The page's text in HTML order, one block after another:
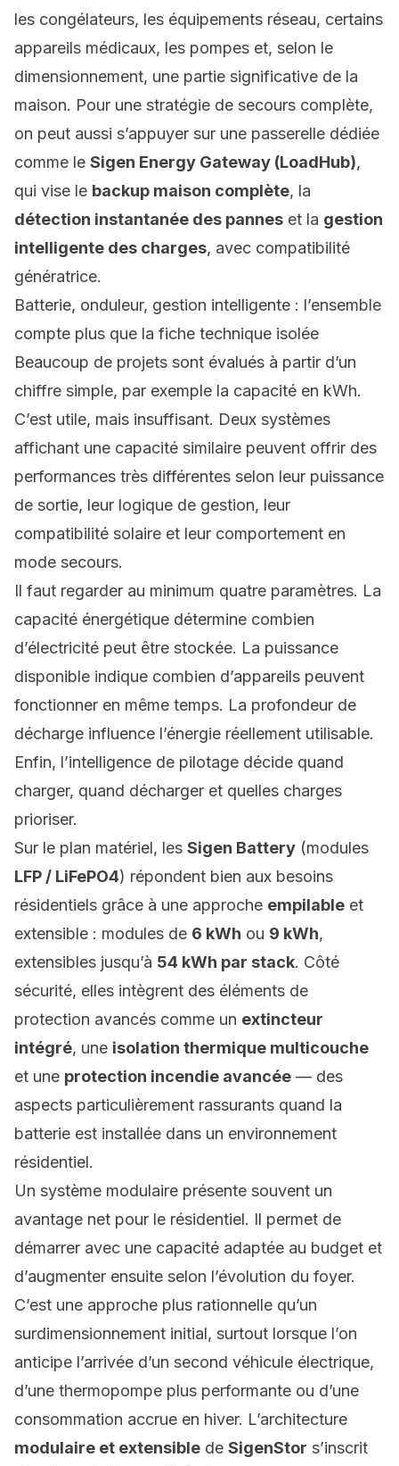
les congélateurs, les équipements réseau, certains
appareils médicaux, les pompes et, selon le
dimensionnement, une partie significative de la
maison. Pour une stratégie de secours complète,
on peut aussi s’appuyer sur une passerelle dédiée
comme le Sigen Energy Gateway (LoadHub),
qui vise le backup maison complète, la
détection instantanée des pannes et la gestion
intelligente des charges, avec compatibilité
génératrice.
Batterie, onduleur, gestion intelligente : l’ensemble
compte plus que la fiche technique isolée
Beaucoup de projets sont évalués à partir d’un
chiffre simple, par exemple la capacité en kWh.
C’est utile, mais insuffisant. Deux systèmes
affichant une capacité similaire peuvent offrir des
performances très différentes selon leur puissance
de sortie, leur logique de gestion, leur
compatibilité solaire et leur comportement en
mode secours.
Il faut regarder au minimum quatre paramètres. La
capacité énergétique détermine combien
d’électricité peut être stockée. La puissance
disponible indique combien d’appareils peuvent
fonctionner en même temps. La profondeur de
décharge influence l’énergie réellement utilisable.
Enfin, l’intelligence de pilotage décide quand
charger, quand décharger et quelles charges
prioriser.
Sur le plan matériel, les Sigen Battery (modules
LFP / LiFePO4) répondent bien aux besoins
résidentiels grâce à une approche empilable et
extensible : modules de 6 kWh ou 9 kWh,
extensibles jusqu’à 54 kWh par stack. Côté
sécurité, elles intègrent des éléments de
protection avancés comme un extincteur
intégré, une isolation thermique multicouche
et une protection incendie avancée — des
aspects particulièrement rassurants quand la
batterie est installée dans un environnement
résidentiel.
Un système modulaire présente souvent un
avantage net pour le résidentiel. Il permet de
démarrer avec une capacité adaptée au budget et
d’augmenter ensuite selon l’évolution du foyer.
C’est une approche plus rationnelle qu’un
surdimensionnement initial, surtout lorsque l’on
anticipe l’arrivée d’un second véhicule électrique,
d’une thermopompe plus performante ou d’une
consommation accrue en hiver. L’architecture
modulaire et extensible de SigenStor s’inscrit